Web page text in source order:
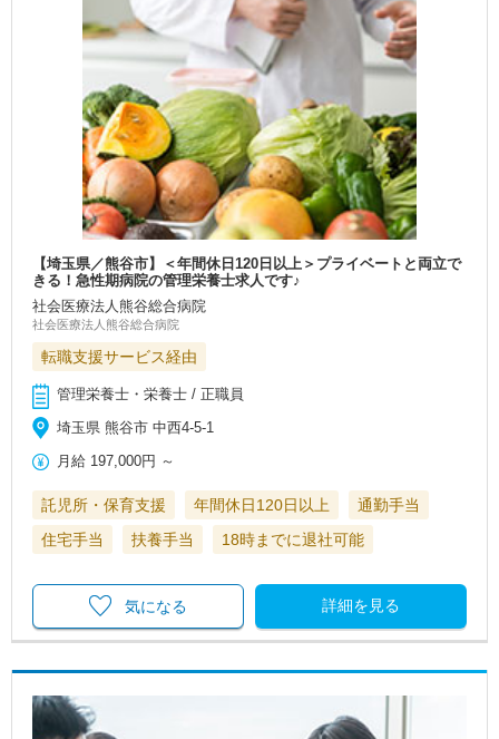
【埼玉県／熊谷市】＜年間休日120日以上＞プライベートと両立で
きる！急性期病院の管理栄養士求人です♪
社会医療法人熊谷総合病院
社会医療法人熊谷総合病院
転職支援サービス経由
管理栄養士・栄養士 / 正職員
埼玉県 熊谷市 中西4-5-1
月給 197,000円 ～
託児所・保育支援 年間休日120日以上
通勤手当
住宅手当
扶養手当 18時までに退社可能
詳細を見る
気になる